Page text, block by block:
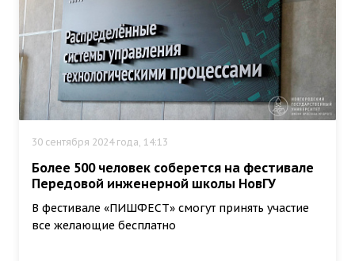
30 сентября 2024 года, 14:13
Более 500 человек соберется на фестивале
Передовой инженерной школы НовГУ
В фестивале «ПИШФЕСТ» смогут принять участие
все желающие бесплатно